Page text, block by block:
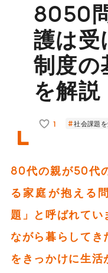
8050
護は受
制度の
を解説
1 社会課題
80代の親が50代
る家庭が抱える
題」と呼ばれてい
ながら暮らしてき
をきっかけに生活